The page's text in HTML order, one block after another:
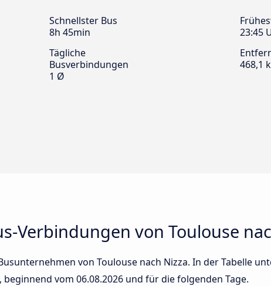
Schnellster Bus
8h 45min
23:45
Tägliche
Busverbindungen
1 Ø
468,1
Verbindungen von Toulouse
von Toulouse nach Nizza. In der Tabelle
beginnend vom 06.08.2026 und für die folgenden Tage.